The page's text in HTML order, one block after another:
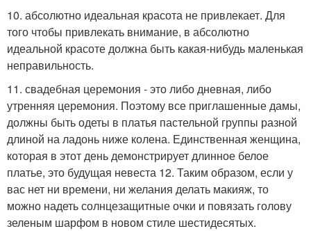
10. абсолютно идеальная красота не привлекает. Для
того чтобы привлекать внимание, в абсолютно
идеальной красоте должна быть какая-нибудь маленькая
неправильность.
11. свадебная церемония - это либо дневная, либо
утренняя церемония. Поэтому все приглашенные дамы,
должны быть одеты в платья пастельной группы разной
длиной на ладонь ниже колена. Единственная женщина,
которая в этот день демонстрирует длинное белое
платье, это будущая невеста 12. Таким образом, если у
вас нет ни времени, ни желания делать макияж, то
можно надеть солнцезащитные очки и повязать голову
зеленым шарфом в новом стиле шестидесятых.